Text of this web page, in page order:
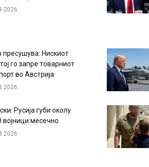
пресушува: Нискиот
го запре товарниот
во Австрија
Русија губи околу
војници месечно